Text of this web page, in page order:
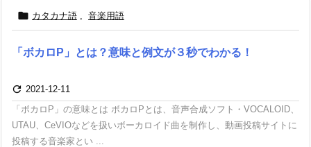
 カタカナ語 , 音楽用語
「ボカロP」とは？意味と例文が３秒でわかる！
 2021-12-11
「ボカロP」の意味とは ボカロPとは、音声合成ソフト・VOCALOID、
UTAU、CeVIOなどを扱いボーカロイド曲を制作し、動画投稿サイトに
投稿する音楽家とい ...